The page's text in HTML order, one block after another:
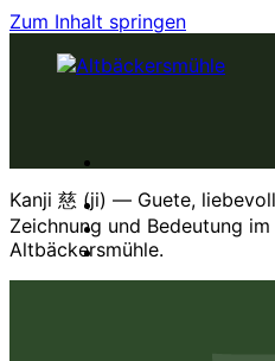
Zum Inhalt springen
KURSE
ZEN
ZENKITCHEN
Kanji 慈 (ji) — Guete,
Zeichnung und Bedeutung
Altbäckersmühle.